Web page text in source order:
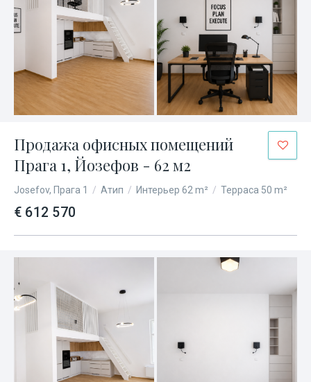
Продажа офисных помещений
Прага 1, Йозефов - 62 м2
Josefov, Прага 1 / Атип / Интерьер 62 m² / Терраса 50 m²
€ 612 570